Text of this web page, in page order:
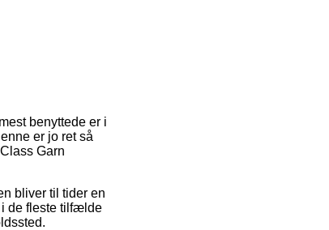
benyttede er i
er jo ret så
Garn
bliver til tider en
de fleste tilfælde